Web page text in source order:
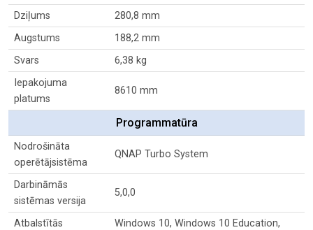
Dziļums
280,8 mm
Augstums
188,2 mm
Svars
6,38 kg
Iepakojuma
platums
8610 mm
Programmatūra
Nodrošināta
operētājsistēma
QNAP Turbo System
Darbināmās
sistēmas versija
5,0,0
Atbalstītās
Windows 10, Windows 10 Education,